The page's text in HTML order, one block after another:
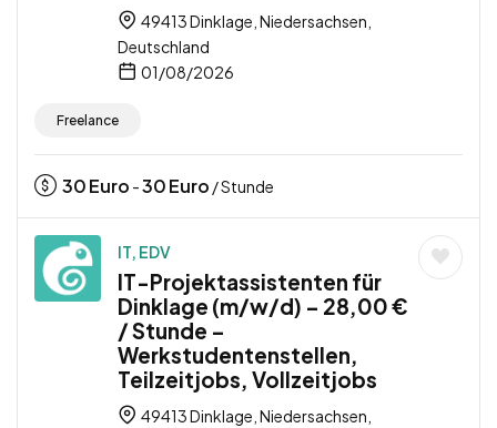
49413 Dinklage, Niedersachsen,
Deutschland
01/08/2026
Freelance
30Euro -30Euro / Stunde
IT, EDV
IT-Projektassistenten für
Dinklage (m/w/d) – 28,00 €
/ Stunde –
Werkstudentenstellen,
Teilzeitjobs, Vollzeitjobs
49413 Dinklage, Niedersachsen,